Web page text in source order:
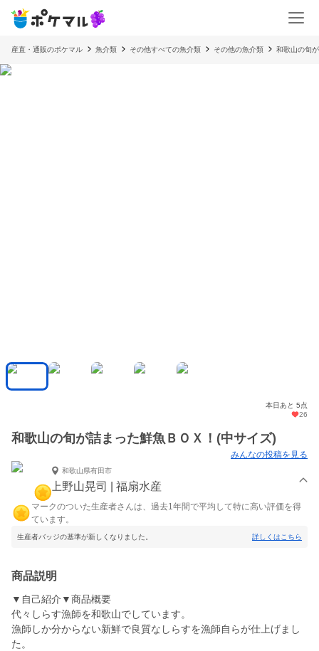
産直・通販のポケマル 魚介類 その他すべての魚介類 その他の魚介類 和歌山の旬
本日あと 5点
26
和歌山の旬が詰まった鮮魚ＢＯＸ！(中サイズ)
みんなの投稿を見る
和歌山県有田市
上野山晃司 | 福扇水産
マークのついた生産者さんは、過去1年間で平均して特に高い評価を得
ています。
生産者バッジの基準が新しくなりました。 詳しくはこちら
商品説明
▼自己紹介▼商品概要
代々しらす漁師を和歌山でしています。
漁師しか分からない新鮮で良質なしらすを漁師自らが仕上げまし
た。